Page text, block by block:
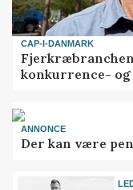
CAP-I-DANMARK
konkurrence-
ANNONCE
Der kan være